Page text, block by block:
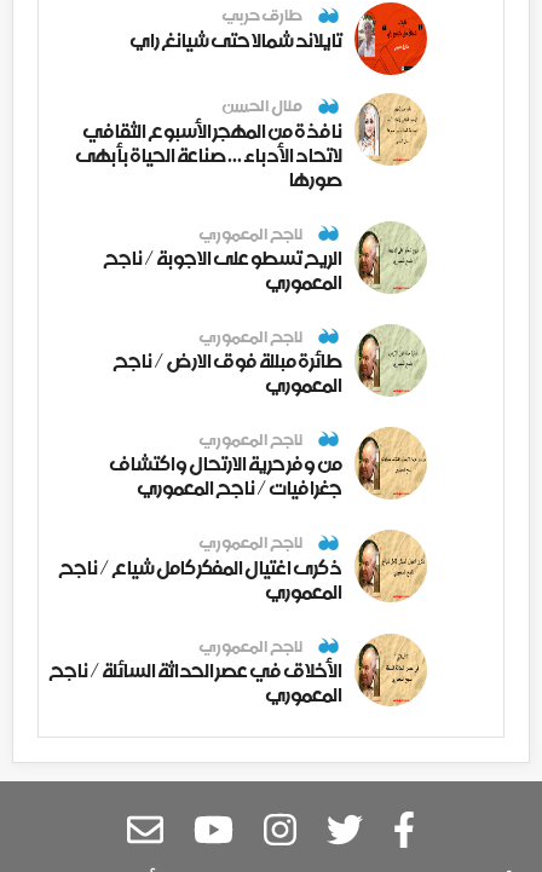
طارق حربي
تايلاند شمالا حتى شيانغ راي
منال الحسن
نافذة من المهجر الأسبوع الثقافي
لاتحاد الأدباء ... صناعة الحياة بأبهى
صورها
ناجح المعموري
الريح تسطو على الاجوبة / ناجح
المعموري
ناجح المعموري
طائرة مبللة فوق الارض / ناجح
المعموري
ناجح المعموري
من وفر حرية الارتحال واكتشاف
جغرافيات / ناجح المعموري
ناجح المعموري
ذكرى اغتيال المفكر كامل شياع / ناجح
المعموري
ناجح المعموري
الأخلاق في عصر الحداثة السائلة / ناجح
المعموري